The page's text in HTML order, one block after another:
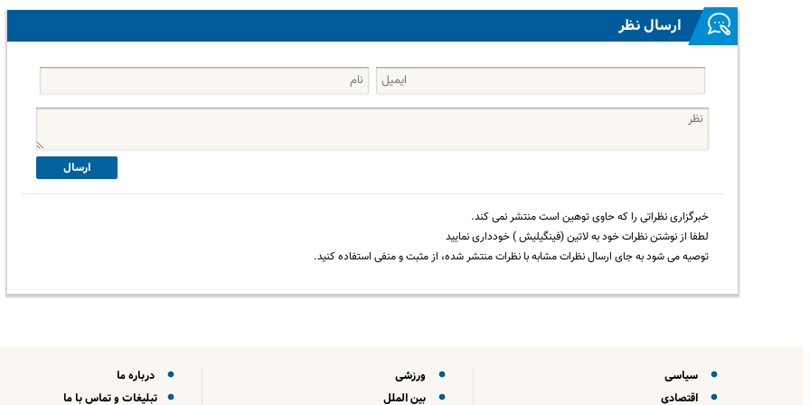
ارسال نظر
ارسال
خبرگزاری نظراتی را که حاوی توهین است منتشر نمی کند.
لطفا از نوشتن نظرات خود به لاتین (فینگیلیش ) خودداری نمایید
توصیه می شود به جای ارسال نظرات مشابه با نظرات منتشر شده، از مثبت و منفی استفاده کنید.
سیاسی
اقتصادی
ورزشی
بین الملل
درباره ما
تبلیغات و تماس با ما